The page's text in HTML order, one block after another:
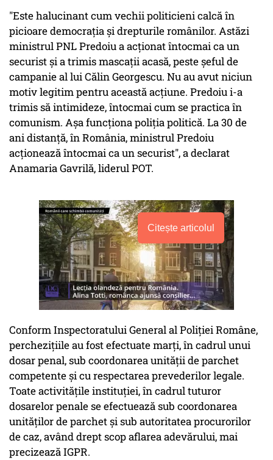
"Este halucinant cum vechii politicieni calcă în
picioare democrația și drepturile românilor. Astăzi
ministrul PNL Predoiu a acționat întocmai ca un
securist și a trimis mascații acasă, peste șeful de
campanie al lui Călin Georgescu. Nu au avut niciun
motiv legitim pentru această acțiune. Predoiu i-a
trimis să intimideze, întocmai cum se practica în
comunism. Așa funcționa poliția politică. La 30 de
ani distanță, în România, ministrul Predoiu
acționează întocmai ca un securist", a declarat
Anamaria Gavrilă, liderul POT.
Citește articolul
Conform Inspectoratului General al Poliției Române,
perchezițiile au fost efectuate marți, în cadrul unui
dosar penal, sub coordonarea unității de parchet
competente și cu respectarea prevederilor legale.
Toate activitățile instituției, în cadrul tuturor
dosarelor penale se efectuează sub coordonarea
unităților de parchet și sub autoritatea procurorilor
de caz, având drept scop aflarea adevărului, mai
precizează IGPR.